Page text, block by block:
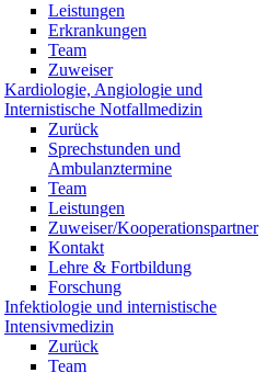
Leistungen
Erkrankungen
Team
Zuweiser
Kardiologie, Angiologie und
Internistische Notfallmedizin
Zurück
Sprechstunden und
Ambulanztermine
Team
Leistungen
Zuweiser/Kooperationspartner
Kontakt
Lehre & Fortbildung
Forschung
Infektiologie und internistische
Intensivmedizin
Zurück
Team